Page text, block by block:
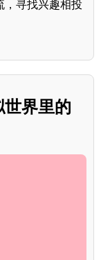
，寻找兴趣相投
世界里的